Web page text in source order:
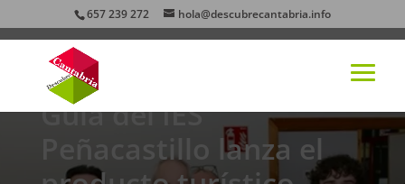
657 239 272 hola@descubrecantabria.info
Alumnado del Ciclo de
Grado Superior de
Guía del IES
Peñacastillo lanza el